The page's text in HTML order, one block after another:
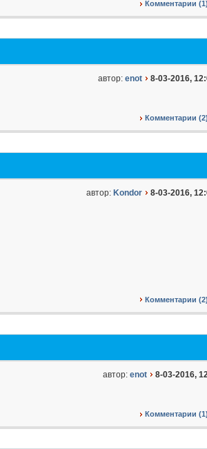
Комментарии (1)
автор: enot 8-03-2016,
Комментарии (2)
автор: Kondor 8-03-2016,
Комментарии (2)
автор: enot 8-03-2016,
Комментарии (1)